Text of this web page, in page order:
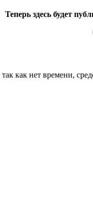
Теперь здесь будет
как нет вре­мени,